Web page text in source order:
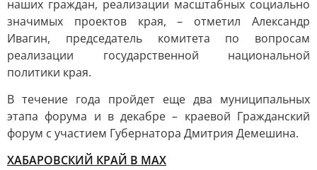
наших граждан, реализации масштабных социально
значимых проектов края, – отметил Александр
Ивагин, председатель комитета по вопросам
реализации государственной национальной
политики края.
В течение года пройдет еще два муниципальных
этапа форума и в декабре – краевой Гражданский
форум с участием Губернатора Дмитрия Демешина.
ХАБАРОВСКИЙ КРАЙ В МАХ